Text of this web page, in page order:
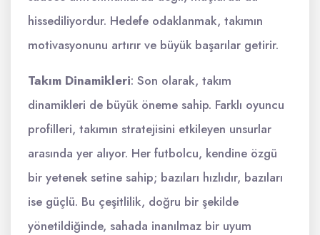
hissediliyordur. Hedefe odaklanmak, takımın
motivasyonunu artırır ve büyük başarılar getirir.
Takım Dinamikleri: Son olarak, takım
dinamikleri de büyük öneme sahip. Farklı oyuncu
profilleri, takımın stratejisini etkileyen unsurlar
arasında yer alıyor. Her futbolcu, kendine özgü
bir yetenek setine sahip; bazıları hızlıdır, bazıları
ise güçlü. Bu çeşitlilik, doğru bir şekilde
yönetildiğinde, sahada inanılmaz bir uyum